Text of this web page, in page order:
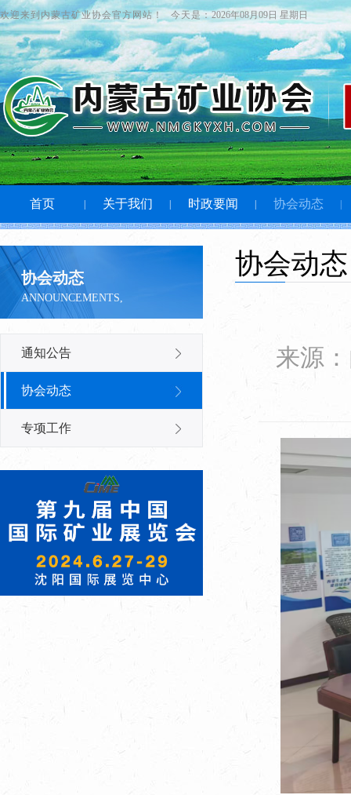
欢迎来到内蒙古矿业协会官方网站！ 今天是：2026年08月09日 星期日
首页 关于我们 时政要闻 协会动态
协会动态
ANNOUNCEMENTS,
通知公告
协会动态
专项工作
协会动态
来源